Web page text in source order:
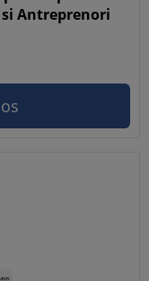
Antreprenori